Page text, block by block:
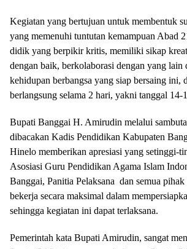
Kegiatan yang bertujuan untuk membentuk
yang memenuhi tuntutan kemampuan Abad
didik yang berpikir kritis, memiliki sikap
dengan baik, berkolaborasi dengan yang lain
kehidupan berbangsa yang siap bersaing ini,
berlangsung selama 2 hari, yakni tanggal 14-
Bupati Banggai H. Amirudin melalui
dibacakan Kadis Pendidikan Kabupaten
Hinelo memberikan apresiasi yang setinggi-
Asosiasi Guru Pendidikan Agama Islam
Banggai, Panitia Pelaksana dan semua
bekerja secara maksimal dalam
sehingga kegiatan ini dapat terlaksana.
Pemerintah kata Bupati Amirudin, sangat